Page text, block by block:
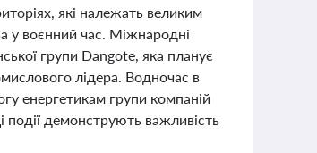
які належать великим
у воєнний час. Міжнародні
групи Dangote, яка планує
лідера. Водночас в
енергетикам групи компаній
демонструють важливість